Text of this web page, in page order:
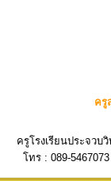
ครู
ครูโรงเรียนประจวบ
โทร : 089-